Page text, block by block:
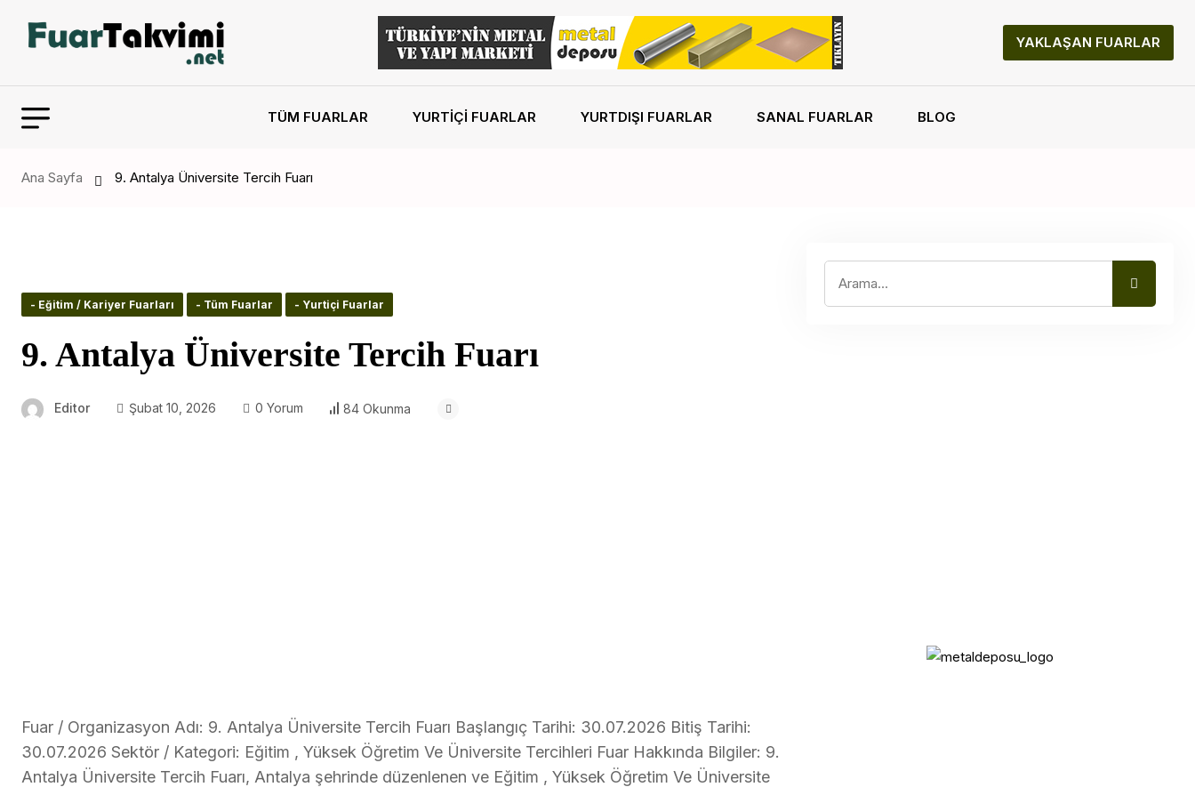
YAKLAŞAN FUARLAR
TÜM FUARLAR YURTIÇI FUARLAR YURTDIŞI FUARLAR SANAL FUARLAR BLOG
Ana Sayfa 9. Antalya Üniversite Tercih Fuarı
- Eğitim / Kariyer Fuarları - Tüm Fuarlar - Yurtiçi Fuarlar
9. Antalya Üniversite Tercih Fuarı
Editor Şubat 10, 2026 0 Yorum 84 Okunma
Fuar / Organizasyon Adı: 9. Antalya Üniversite Tercih Fuarı Başlangıç Tarihi: 30.07.2026 Bitiş Tarihi:
30.07.2026 Sektör / Kategori: Eğitim , Yüksek Öğretim Ve Üniversite Tercihleri Fuar Hakkında Bilgiler: 9.
Antalya Üniversite Tercih Fuarı, Antalya şehrinde düzenlenen ve Eğitim , Yüksek Öğretim Ve Üniversite